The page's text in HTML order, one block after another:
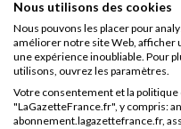
Mentions légales
CGU/CGV
Nous utilisons des cookies
Nous pouvons les placer pour
améliorer notre site Web, afficher
une expérience inoubliable. Pour
utilisons, ouvrez les paramètres.
Votre consentement et la politique
"LaGazetteFrance.fr", y compris:
abonnement.lagazettefrance.fr,